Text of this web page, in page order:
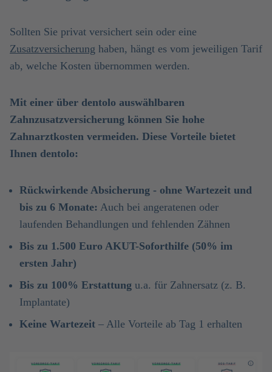
Sollten Sie privat versichert sein oder eine
Zusatzversicherung haben, hängt es vom jeweiligen Tarif
ab, welche Kosten übernommen werden.
Mit einer über dentolo auswählbaren
Zahnzusatzversicherung können Sie hohe
Zahnarztkosten vermeiden. Diese Vorteile bietet
Ihnen dentolo:
Rückwirkende Absicherung - ohne Wartezeit und
bis zu 6 Monate: Auch bei angeratenen oder
laufenden Behandlungen und fehlenden Zähnen
Bis zu 1.500 Euro AKUT-Soforthilfe (50% im
ersten Jahr)
Bis zu 100% Erstattung u.a. für Zahnersatz (z. B.
Implantate)
Keine Wartezeit – Alle Vorteile ab Tag 1 erhalten